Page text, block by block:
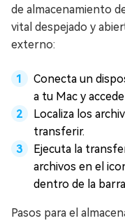
de almacenamiento
vital despejado y
externo:
Conecta un
a tu Mac y
Localiza los
transferir.
Ejecuta la
archivos en el
dentro de la
Pasos para el